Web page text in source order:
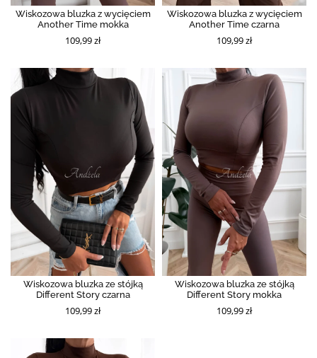
Wiskozowa bluzka z wycięciem
Another Time mokka
109,99 zł
Wiskozowa bluzka z wycięciem
Another Time czarna
109,99 zł
Wiskozowa bluzka ze stójką
Different Story czarna
109,99 zł
Wiskozowa bluzka ze stójką
Different Story mokka
109,99 zł